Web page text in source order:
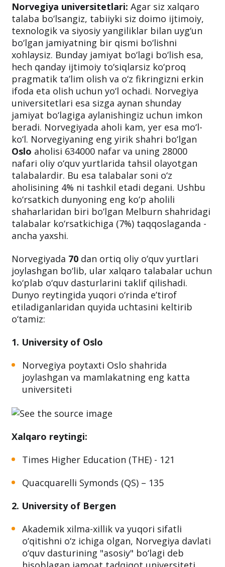
Norvegiya universitetlari: Agar siz xalqaro
talaba bo‘lsangiz, tabiiyki siz doimo ijtimoiy,
texnologik va siyosiy yangiliklar bilan uyg‘un
bo‘lgan jamiyatning bir qismi bo‘lishni
xohlaysiz. Bunday jamiyat bo‘lagi bo‘lish esa,
hech qanday ijtimoiy to‘siqlarsiz ko‘proq
pragmatik ta’lim olish va o‘z fikringizni erkin
ifoda eta olish uchun yo‘l ochadi. Norvegiya
universitetlari esa sizga aynan shunday
jamiyat bo‘lagiga aylanishingiz uchun imkon
beradi. Norvegiyada aholi kam, yer esa mo‘l-
ko‘l. Norvegiyaning eng yirik shahri bo‘lgan
Oslo aholisi 634000 nafar va uning 28000
nafari oliy o‘quv yurtlarida tahsil olayotgan
talabalardir. Bu esa talabalar soni o‘z
aholisining 4% ni tashkil etadi degani. Ushbu
ko‘rsatkich dunyoning eng ko‘p aholili
shaharlaridan biri bo‘lgan Melburn shahridagi
talabalar ko‘rsatkichiga (7%) taqqoslaganda -
ancha yaxshi.
Norvegiyada 70 dan ortiq oliy o‘quv yurtlari
joylashgan bo‘lib, ular xalqaro talabalar uchun
ko‘plab o‘quv dasturlarini taklif qilishadi.
Dunyo reytingida yuqori o‘rinda e’tirof
etiladiganlaridan quyida uchtasini keltirib
o‘tamiz:
1. University of Oslo
Norvegiya poytaxti Oslo shahrida
joylashgan va mamlakatning eng katta
universiteti
Xalqaro reytingi:
Times Higher Education (THE) - 121
Quacquarelli Symonds (QS) – 135
2. University of Bergen
Akademik xilma-xillik va yuqori sifatli
o‘qitishni o‘z ichiga olgan, Norvegiya davlati
o‘quv dasturining "asosiy" bo‘lagi deb